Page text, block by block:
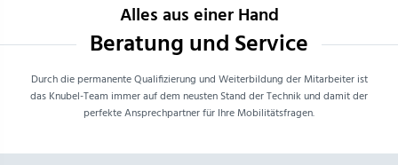
Alles aus einer Hand
Beratung und Service
Durch die permanente Qualifizierung und Weiterbildung der Mitarbeiter ist
das Knubel-Team immer auf dem neusten Stand der Technik und damit der
perfekte Ansprechpartner für Ihre Mobilitätsfragen.